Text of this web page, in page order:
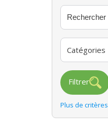
Catégories
Filtrer
Plus de critères